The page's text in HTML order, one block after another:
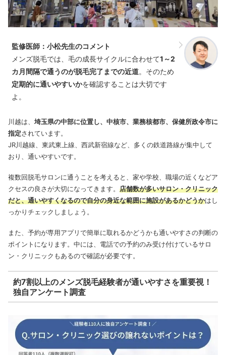
監修医師：小松先生のコメント
メンズ脱毛では、毛の成長サイクルに合わせて1～2
カ月間隔で通うのが脱毛完了までの近道。そのため
定期的に通いやすいかを確認することは大切です
よ。
川越は、 埼玉県の中部に位置し、中核市、業務核都市、保健所政令市に
指定されています。
JR川越線、東武東上線、西武新宿線など、多くの鉄道路線が集中して
おり、通いやすいです。
複数回脱毛サロンに通うことを考えると、家や学校、職場の近くなどア
クセスの良さが大切になってきます。 店舗数が多いサロン・クリニック
だと、通いやすくなるので自分の身近な範囲に施設があるかどうかはし
っかりチェックしましょう。
また、予約が専用アプリで簡単に取れるかどうかも通いやすさの判断の
ポイントになります。中には、電話での予約のみ受け付けているサロ
ン・クリニックもあるので確認が必要です。
約7割以上のメンズ脱毛経験者が通いやすさを重要視！
独自アンケート調査